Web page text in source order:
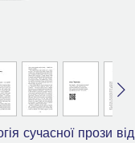
сучасної прози від